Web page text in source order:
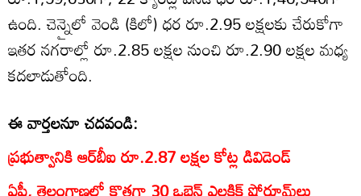
ఉంది. చెన్నైలో వెండి (కిలో) ధర రూ.2.95 లక్షలకు చేరుకోగా
ఇతర నగరాల్లో రూ.2.85 లక్షల నుంచి రూ.2.90 లక్షల మధ్య
కదలాడుతోంది.
ఈ వార్తలనూ చదవండి:
ప్రభుత్వానికి ఆర్‌బీఐ రూ.2.87 లక్షల కోట్ల డివిడెండ్‌